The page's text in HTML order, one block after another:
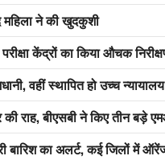
महिला ने की खुदकुशी
केंद्रों का किया औचक
वहीं स्थापित हो उच्च
राह, बीएसबी ने किए तीन बड़े
बारिश का अलर्ट, कई जिलों में